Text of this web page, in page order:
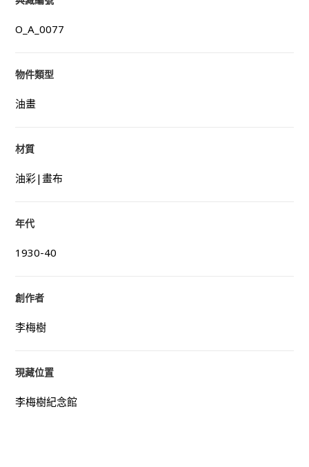
O_A_0077
物件類型
油畫
材質
油彩|畫布
年代
1930-40
創作者
李梅樹
現藏位置
李梅樹紀念館